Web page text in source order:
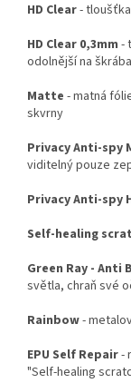
HD Clear-
HD Clear 0,3mm -
odolnější na
Matte - matná
skvrny
Privacy Anti-spy
viditelný pouze
Privacy Anti-spy
Self-healing
Green Ray - Anti
světla, chraň své
Rainbow-
EPU Self Repair-
"Self-healing